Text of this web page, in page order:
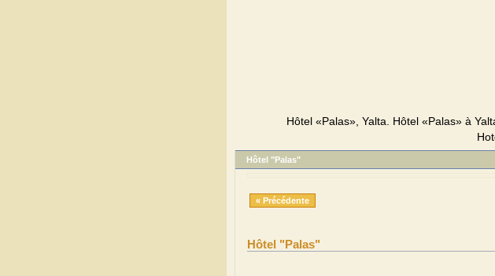
Hôtel «Palas», Yalta. Hôtel «Palas» à
Hôtel "Palas"
« Précédente
Hôtel "Palas"